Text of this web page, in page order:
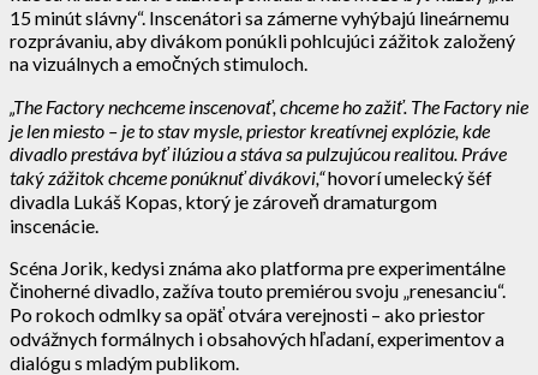
15 minút slávny“. Inscenátori sa zámerne vyhýbajú lineárnemu
rozprávaniu, aby divákom ponúkli pohlcujúci zážitok založený
na vizuálnych a emočných stimuloch.
„The Factory nechceme inscenovať, chceme ho zažiť. The Factory nie
je len miesto – je to stav mysle, priestor kreatívnej explózie, kde
divadlo prestáva byť ilúziou a stáva sa pulzujúcou realitou. Práve
taký zážitok chceme ponúknuť divákovi,“hovorí umelecký šéf
divadla Lukáš Kopas, ktorý je zároveň dramaturgom
inscenácie.
Scéna Jorik, kedysi známa ako platforma pre experimentálne
činoherné divadlo, zažíva touto premiérou svoju „renesanciu“.
Po rokoch odmlky sa opäť otvára verejnosti – ako priestor
odvážnych formálnych i obsahových hľadaní, experimentov a
dialógu s mladým publikom.